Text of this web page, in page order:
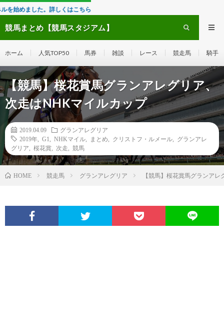
。詳しくはこちら
競馬まとめ【競馬スタジアム】
ホーム 人気TOP50 馬券 雑談 レース 競走馬 騎手
【競馬】桜花賞馬グランアレグリア、
次走はNHKマイルカップ
2019.04.09
グランアレグリア
2019年
G1 NHKマイル まとめ クリストフ・ルメール
グランアレ
グリア
桜花賞 次走 競馬
HOME 競走馬 グランアレグリア 【競馬】桜花賞馬グランア